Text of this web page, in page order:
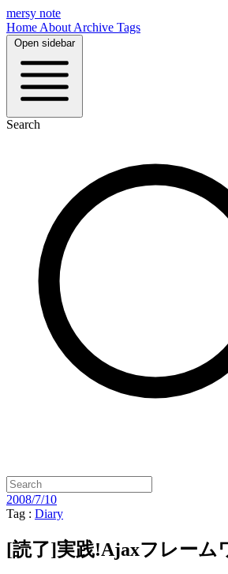
mersy note
Home About Archive Tags
Open sidebar
Search
2008/7/10
Tag : Diary
[読了]実践!Ajaxフレーム